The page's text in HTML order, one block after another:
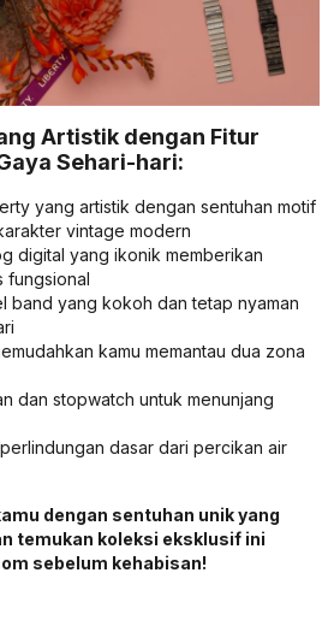
Artistik dengan Fitur
Sehari-hari:
yang artistik dengan sentuhan motif
vintage modern
digital yang ikonik memberikan
fungsional
band yang kokoh dan tetap nyaman
kamu memantau dua zona
dan stopwatch untuk menunjang
dasar dari percikan air
dengan sentuhan unik yang
temukan koleksi eksklusif ini
sebelum kehabisan!